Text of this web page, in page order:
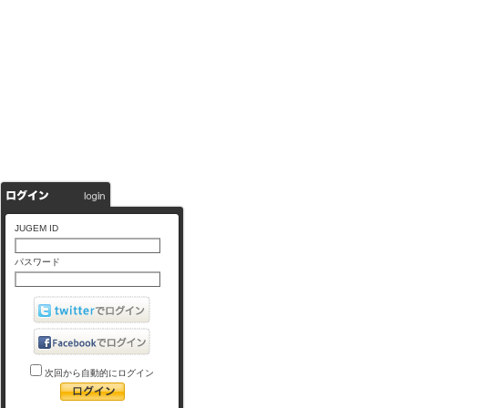
JUGEM ID
パスワード
次回から自動的にログイン